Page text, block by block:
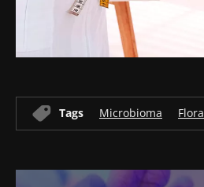
Tags Microbioma Flora